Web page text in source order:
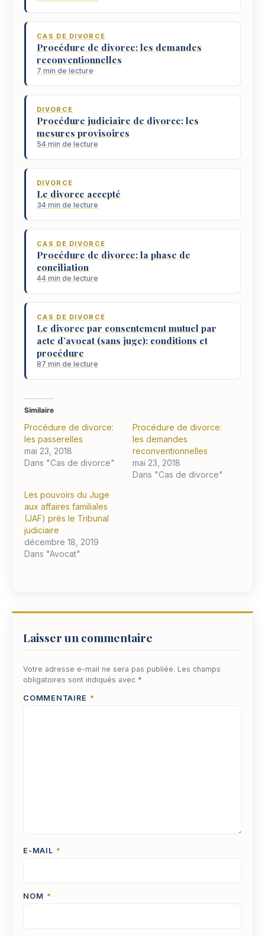
CAS DE DIVORCE
Procédure de divorce: les demandes
reconventionnelles
7 min de lecture
DIVORCE
Procédure judiciaire de divorce: les
mesures provisoires
54 min de lecture
DIVORCE
Le divorce accepté
34 min de lecture
CAS DE DIVORCE
Procédure de divorce: la phase de
conciliation
44 min de lecture
CAS DE DIVORCE
Le divorce par consentement mutuel par
acte d’avocat (sans juge): conditions et
procédure
87 min de lecture
Similaire
Procédure de divorce:
les passerelles
mai 23, 2018
Dans "Cas de divorce"
Procédure de divorce:
les demandes
reconventionnelles
mai 23, 2018
Dans "Cas de divorce"
Les pouvoirs du Juge
aux affaires familiales
(JAF) près le Tribunal
judiciaire
décembre 18, 2019
Dans "Avocat"
Laisser un commentaire
Votre adresse e-mail ne sera pas publiée. Les champs
obligatoires sont indiqués avec *
COMMENTAIRE *
E-MAIL *
NOM *